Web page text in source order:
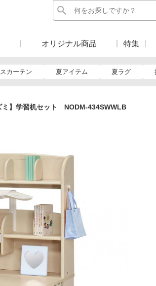
オリジナル商品 特集
カーテン 夏アイテム 夏ラグ
ミ】学習机セット NODM-434SWWLB